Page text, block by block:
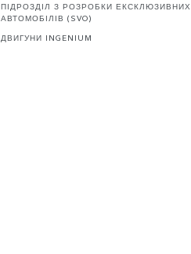
ПІДРОЗДІЛ З РОЗРОБКИ ЕКСКЛЮЗИВНИХ
АВТОМОБІЛІВ (SVO)
ДВИГУНИ INGENIUM